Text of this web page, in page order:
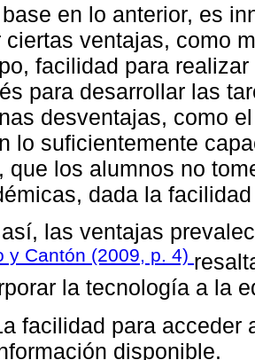
en lo anterior, es
ciertas ventajas, como
facilidad para
para desarrollar las
desventajas, como
lo suficientemente
que los alumnos no
dada la
las ventajas
y Cantón (2009, p. 4)
la tecnología a la
facilidad para acceder
disponible.